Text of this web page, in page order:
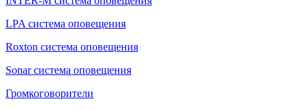
LPA система оповещения
Roxton система оповещения
Sonar система оповещения
Громкоговорители